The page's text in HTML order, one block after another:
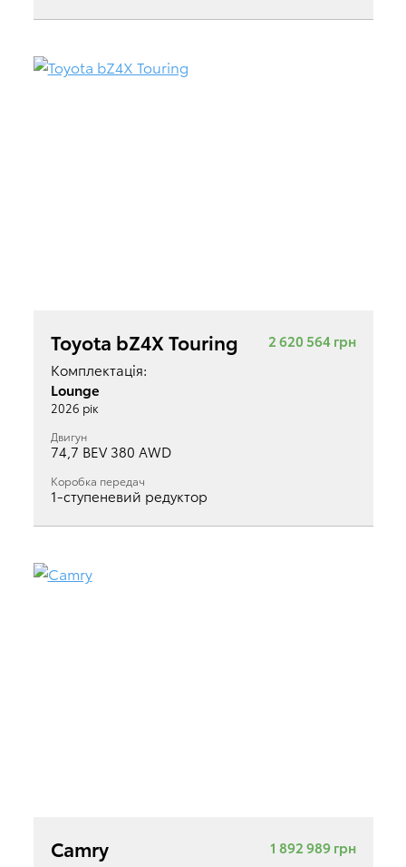
Toyota bZ4X Touring
Комплектація:
Lounge
2026 рік
2 620 564 грн
Двигун
74,7 BEV 380 AWD
Коробка передач
1-ступеневий редуктор
Camry 1 892 989 грн